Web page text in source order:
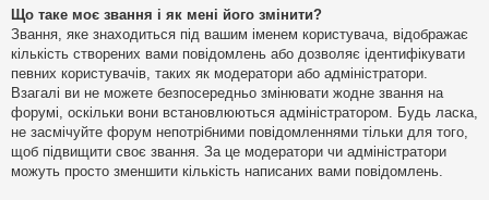
Що таке моє звання і як мені його змінити?
Звання, яке знаходиться під вашим іменем користувача, відображає
кількість створених вами повідомлень або дозволяє ідентифікувати
певних користувачів, таких як модератори або адміністратори.
Взагалі ви не можете безпосередньо змінювати жодне звання на
форумі, оскільки вони встановлюються адміністратором. Будь ласка,
не засмічуйте форум непотрібними повідомленнями тільки для того,
щоб підвищити своє звання. За це модератори чи адміністратори
можуть просто зменшити кількість написаних вами повідомлень.